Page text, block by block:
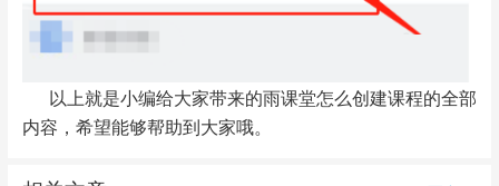
以上就是小编给大家带来的雨课堂怎么创建课程的全部
内容，希望能够帮助到大家哦。